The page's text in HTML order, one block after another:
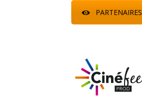
PARTENAIRES